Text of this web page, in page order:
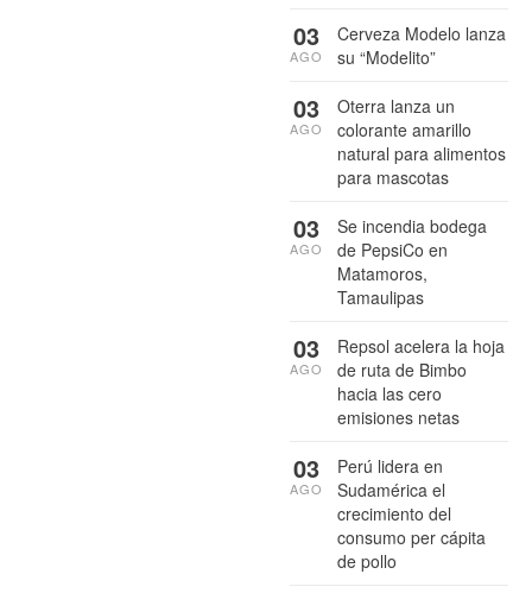
Cerveza Modelo lanza
su “Modelito”
03
AGO
Oterra lanza un
colorante amarillo
natural para alimentos
para mascotas
03
AGO
Se incendia bodega
de PepsiCo en
Matamoros,
Tamaulipas
03
AGO
Repsol acelera la hoja
de ruta de Bimbo
hacia las cero
emisiones netas
03
AGO
Perú lidera en
Sudamérica el
crecimiento del
consumo per cápita
de pollo
03
AGO